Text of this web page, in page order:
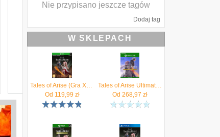
Nie przypisano jeszcze tagów
Dodaj tag
W SKLEPACH
Tales of Arise (Gra Xbox Series X)
Od 119,99 zł
Tales of Arise Ultimate Edition (Xbox One Key)
Od 268,97 zł